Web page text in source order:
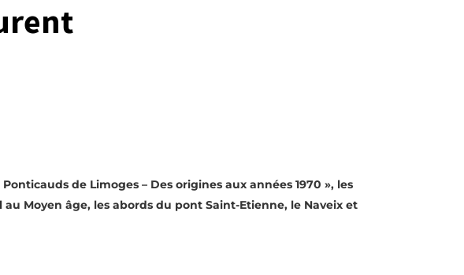
de Limoges – Des origines aux années 1970 », les
Moyen âge, les abords du pont Saint-Etienne, le Naveix et